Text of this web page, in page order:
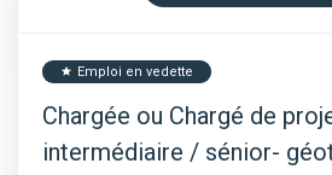
star Emploi en vedette
Chargée ou Chargé de
intermédiaire / sénior-